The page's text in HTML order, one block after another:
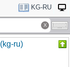
KG-RU
ru)